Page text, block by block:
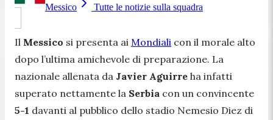
Messico Tutte le notizie sulla squadra
Il Messico si presenta ai Mondiali con il morale alto
dopo l’ultima amichevole di preparazione. La
nazionale allenata da Javier Aguirre ha infatti
superato nettamente la Serbia con un convincente
5-1 davanti al pubblico dello stadio Nemesio Diez di